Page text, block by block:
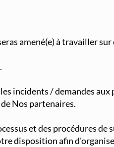
amené(e) à travailler
incidents / demandes aux
Nos partenaires.
et des procédures
disposition afin